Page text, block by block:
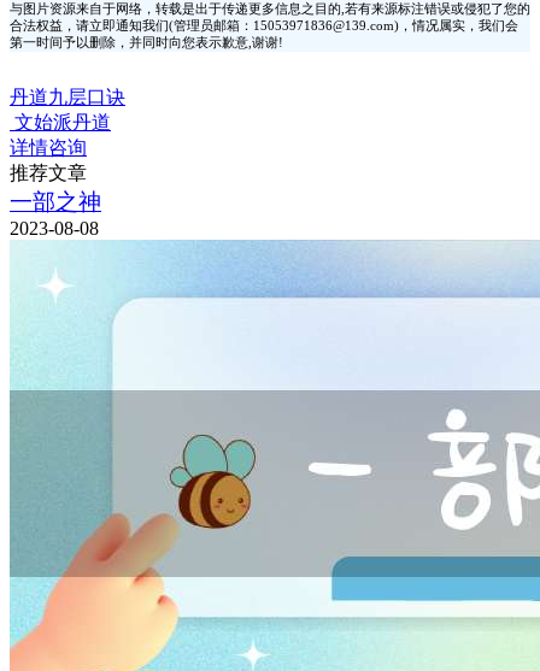
与图片资源来自于网络，转载是出于传递更多信息之目的,若有来源标注错误或侵犯了您的
合法权益，请立即通知我们(管理员邮箱：15053971836@139.com)，情况属实，我们会
第一时间予以删除，并同时向您表示歉意,谢谢!
丹道九层口诀
文始派丹道
详情咨询
推荐文章
一部之神
2023-08-08